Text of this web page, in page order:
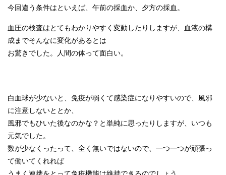
今回違う条件はといえば、午前の採血か、夕方の採血。
血圧の検査はとてもわかりやすく変動したりしますが、血液の構
成までそんなに変化があるとは
お驚きでした。人間の体って面白い。
白血球が少ないと、免疫が弱くて感染症になりやすいので、風邪
に注意しないととか、
風邪でもひいた後なのかな？と単純に思ったりしますが、いつも
元気でした。
数が少なくったって、全く無いではないので、一つ一つが頑張っ
て働いてくれれば